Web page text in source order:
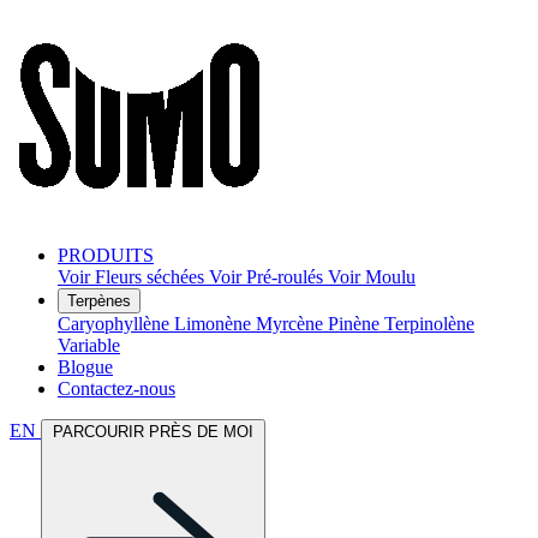
PRODUITS
Voir Fleurs séchées Voir Pré-roulés Voir Moulu
Terpènes
Caryophyllène Limonène Myrcène Pinène Terpinolène
Variable
Blogue
Contactez-nous
EN PARCOURIR PRÈS DE MOI